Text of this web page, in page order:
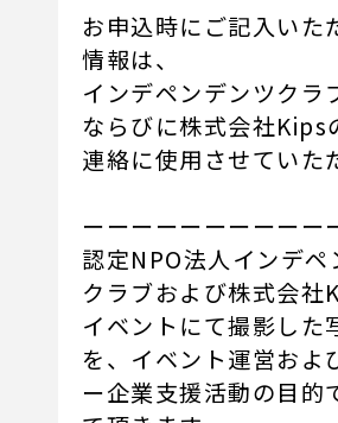
お申込時にご記入いた
情報は、
インデペンデンツクラ
ならびに株式会社Kips
連絡に使用させていた
ーーーーーーーーーー
認定NPO法人インデペ
クラブおよび株式会社
イベントにて撮影した
を、イベント運営およ
ー企業支援活動の目的